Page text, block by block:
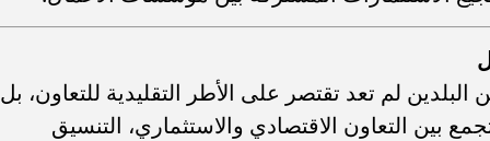
لم تعد تقتصر على الأطر التقليدية للتعاون، بل
بين التعاون الاقتصادي والاستثماري، التنسيق